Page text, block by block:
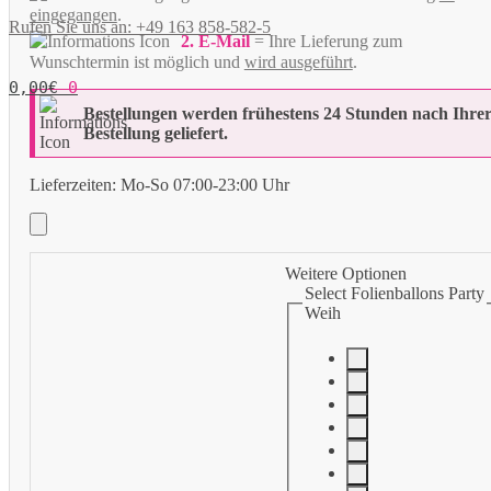
Rufen Sie uns an: +49 163 858-582-5
0,00€ 0
eingegangen.
2. E-Mail= Ihre Lieferung zum
Wunschtermin ist möglich und wird ausgeführt.
Bestellungen werden frühestens 24 Stunden nach
Bestellung geliefert.
Lieferzeiten: Mo-So 07:00-23:00 Uhr
Weitere Optionen
Select Folienballons Party
Weih